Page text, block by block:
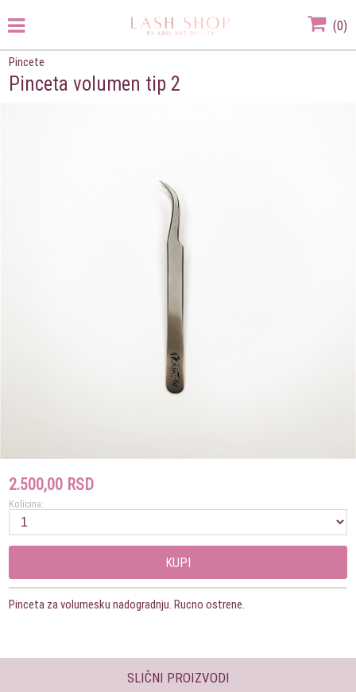
(0)
Pincete
Pinceta volumen tip 2
2.500,00 RSD
Kolicina:
KUPI
Pinceta za volumesku nadogradnju. Rucno ostrene.
SLIČNI PROIZVODI